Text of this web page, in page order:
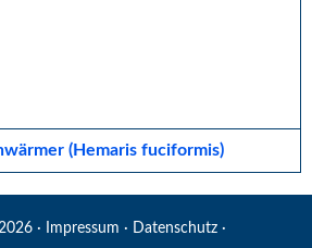
(Hemaris fuciformis)
· Impressum · Datenschutz ·